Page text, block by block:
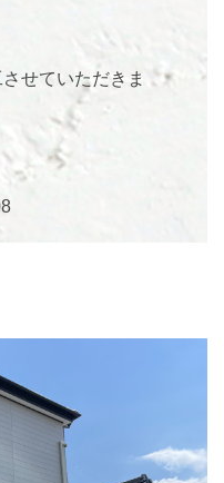
せていただきま